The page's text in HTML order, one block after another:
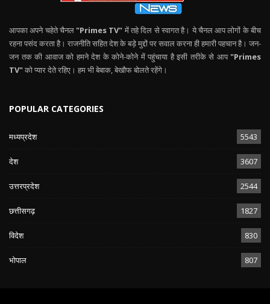
आपका अपने चहेते चैनल "Primes TV" में तहे दिल से स्वागत है। ये चैनल आप लोगों के बीच
रहना पसंद करता है। राजनीति सहित देश के बड़े मुद्दों पर सवाल करना ही हमारी पहचान है। जन-
जन तक की आवाज को हमने देश के कोने-कोने में पहुंचाया है इसी तरीके से आप "Primes
TV"को प्यार देते रहिए। हम भी बेबाक, बेखौफ बोलते रहेंगे।
POPULAR CATEGORIES
मध्यप्रदेश 5543
देश 3607
उत्तरप्रदेश 2544
छत्तीसगढ़ 1827
विदेश 830
भोपाल 807